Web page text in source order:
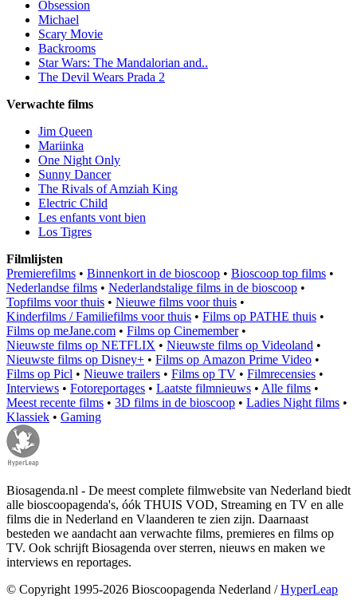
Obsession
Michael
Scary Movie
Backrooms
Star Wars: The Mandalorian and..
The Devil Wears Prada 2
Verwachte films
Jim Queen
Mariinka
One Night Only
Sunny Dancer
The Rivals of Amziah King
Electric Child
Les enfants vont bien
Los Tigres
Filmlijsten
Premierefilms • Binnenkort in de bioscoop • Bioscoop top films •
Nederlandse films • Nederlandstalige films in de bioscoop •
Topfilms voor thuis • Nieuwe films voor thuis •
Kinderfilms / Familiefilms voor thuis • Films op PATHE thuis •
Films op meJane.com • Films op Cinemember•
Nieuwste films op NETFLIX • Nieuwste films op Videoland •
Nieuwste films op Disney+ • Films op Amazon Prime Video •
Films op Picl • Nieuwe trailers • Films op TV • Filmrecensies •
Interviews • Fotoreportages • Laatste filmnieuws • Alle films •
Meest recente films • 3D films in de bioscoop • Ladies Night films •
Klassiek • Gaming
Biosagenda.nl - De meest complete filmwebsite van Nederland biedt
alle bioscoopagenda's, óók THUIS VOD, Streaming en TV en alle
films die in Nederland en Vlaanderen te zien zijn. Daarnaast
besteden we aandacht aan verwachte films, premieres en films op
TV. Ook schrijft Biosagenda over sterren, nieuws en maken we
interviews en reportages.
© Copyright 1995-2026 Bioscoopagenda Nederland /HyperLeap